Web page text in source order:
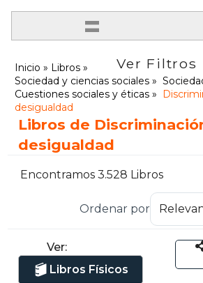
=
Ver Filtros
Inicio
Libros
Sociedad y ciencias sociales
Cuestiones sociales y éticas
desigualdad
Libros de
desigualdad
Encontramos 3.528 Libros
Ordenar por
Ver:
Libros Físicos